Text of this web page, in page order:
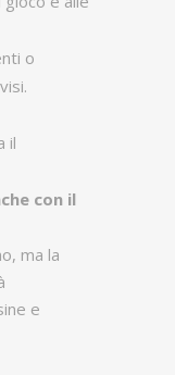
o
il
con il
ma la
e